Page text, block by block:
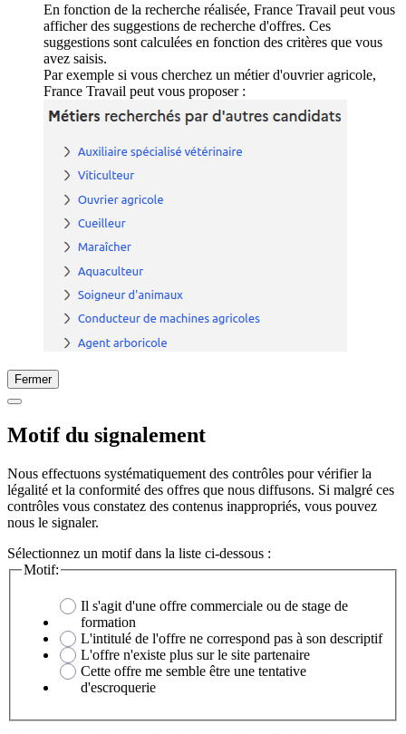
En fonction de la recherche réalisée, France Travail peut vous
afficher des suggestions de recherche d'offres. Ces
suggestions sont calculées en fonction des critères que vous
avez saisis.
Par exemple si vous cherchez un métier d'ouvrier agricole,
France Travail peut vous proposer :
Fermer
Motif du signalement
Nous effectuons systématiquement des contrôles pour vérifier la
légalité et la conformité des offres que nous diffusons. Si malgré ces
contrôles vous constatez des contenus inappropriés, vous pouvez
nous le signaler.
Sélectionnez un motif dans la liste ci-dessous :
Motif:
Il s'agit d'une offre commerciale ou de stage de
formation
L'intitulé de l'offre ne correspond pas à son descriptif
L'offre n'existe plus sur le site partenaire
Cette offre me semble être une tentative
d'escroquerie